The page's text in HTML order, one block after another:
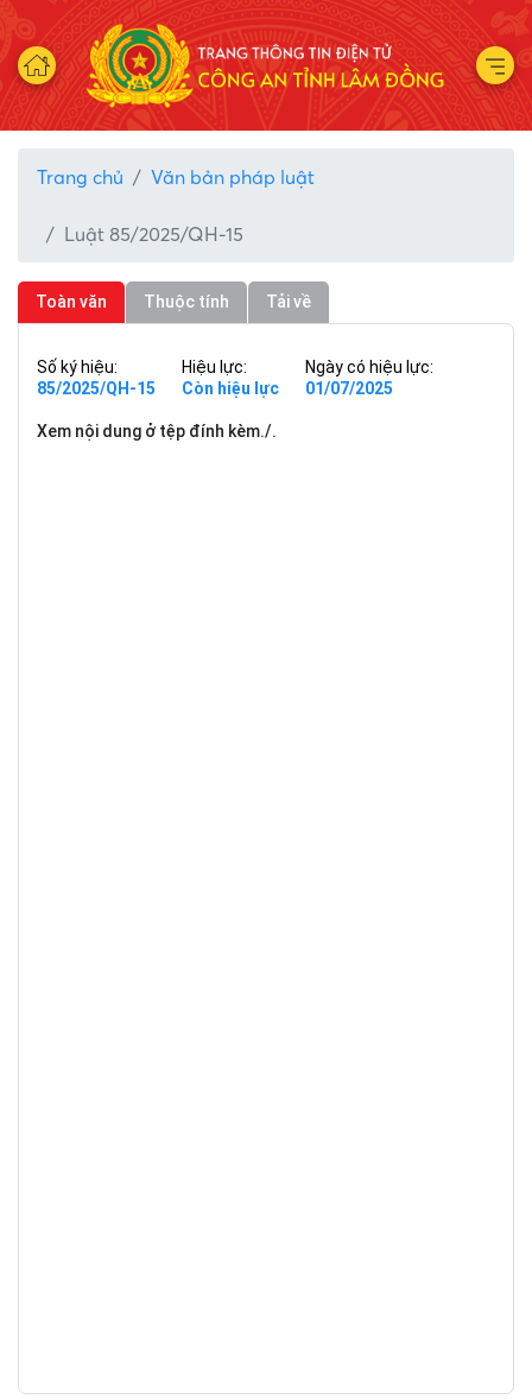
Trang chủ Văn bản pháp luật
Luật 85/2025/QH-15
Toàn văn Thuộc tính Tải về
Số ký hiệu:
85/2025/QH-15
Hiệu lực:
Còn hiệu lực
Ngày có hiệu lực:
01/07/2025
Xem nội dung ở tệp đính kèm./.